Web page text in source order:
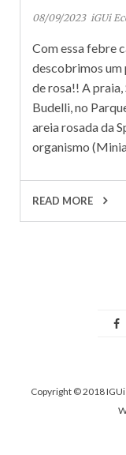
08/09/2023 iGUi
Com essa febre
descobrimos um
de rosa!! A praia,
Budelli, no
areia rosada da
organismo
READ MORE
Copyright © 2018 IGUi